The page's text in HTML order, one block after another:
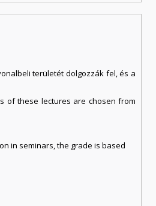
területét dolgozzák fel, és a
of these lectures are chosen from
in seminars, the grade is based